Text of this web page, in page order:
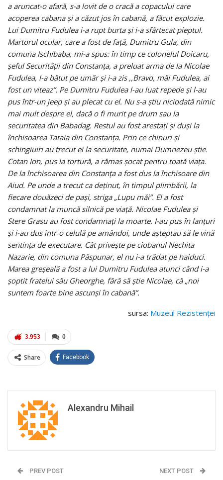
a aruncat-o afară, s-a lovit de o cracă a copacului care
acoperea cabana şi a căzut jos în cabană, a făcut explozie.
Lui Dumitru Fudulea i-a rupt burta şi i-a sfârtecat pieptul.
Martorul ocular, care a fost de faţă, Dumitru Gula, din
comuna Ischibaba, mi-a spus: în timp ce colonelul Doicaru,
şeful Securităţii din Constanţa, a preluat arma de la Nicolae
Fudulea, l-a bătut pe umăr şi i-a zis ,,Bravo, măi Fudulea, ai
fost un viteaz”. Pe Dumitru Fudulea l-au luat repede şi l-au
pus într-un jeep şi au plecat cu el. Nu s-a ştiu niciodată nimic
mai mult despre el, dacă o fi murit pe drum sau la
securitatea din Babadag. Restul au fost arestaţi şi duşi la
închisoarea Tataia din Constanţa. Prin ce chinuri şi
schingiuiri au trecut ei la securitate, numai Dumnezeu ştie.
Cotan Ion, pus la tortură, a rămas şocat pentru toată viaţa.
De la închisoarea din Constanţa a fost dus la închisoare din
Aiud. Pe unde a trecut ca deţinut, în timpul plimbării, la
fiecare douăzeci de paşi, striga „Lupu măi”. El a fost
condamnat la muncă silnică pe viaţă. Nicolae Fudulea şi
Stere Grasu au fost condamnaţi la moarte. I-au pus în lanţuri
şi i-au dus într‑o celulă pe amândoi, unde aşteptau să le vină
sentinţa de executare. Cât priveşte pe ciobanul Nechita
Nazarie, din comuna Păspunar, el nu i-a trădat pe haiduci.
Marea greşeală a fost a lui Dumitru Fudulea atunci când i-a
şoptit fratelui său Gheorghe, fără să ştie Nicolae, că „noi
suntem foarte bine ascunşi în cabană”.
sursa: Muzeul Rezistenţei
0
3.953
Share Facebook
Alexandru Mihail
PREV POST NEXT POST